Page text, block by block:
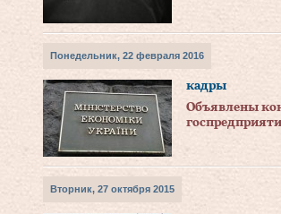
Понедельник, 22 февраля 2016
кадры
Объявлены
Вторник, 27 октября 2015